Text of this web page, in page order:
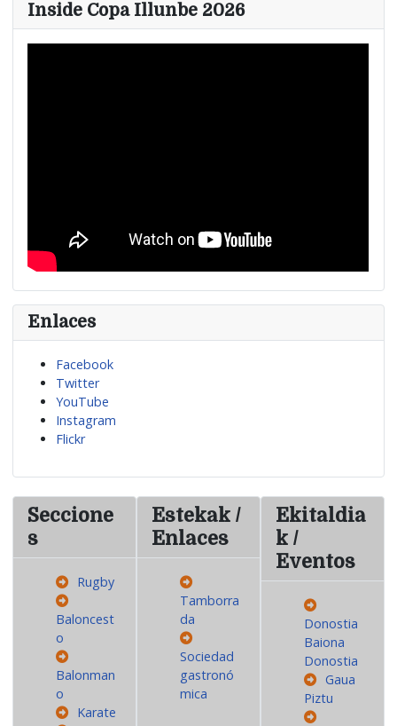
Inside Copa Illunbe 2026
Enlaces
Facebook
Twitter
YouTube
Instagram
Flickr
Seccione
s
Rugby
Baloncest
o
Balonman
o
Karate
Estekak /
Enlaces
Tamborra
da
Sociedad
gastronó
mica
Ekitaldia
k /
Eventos
Donostia
Baiona
Donostia
Gaua
Piztu